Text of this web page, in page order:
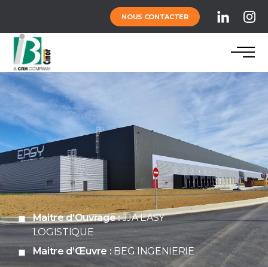
NOUS CONTACTER
Maitre d’Ouvrage :JJA EASY
LOGISTIQUE
Maitre d’Œuvre : BEG INGENIERIE